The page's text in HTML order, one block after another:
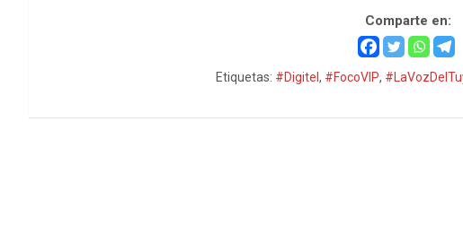
Comparte en:
Etiquetas: #Digitel, #FocoVIP,